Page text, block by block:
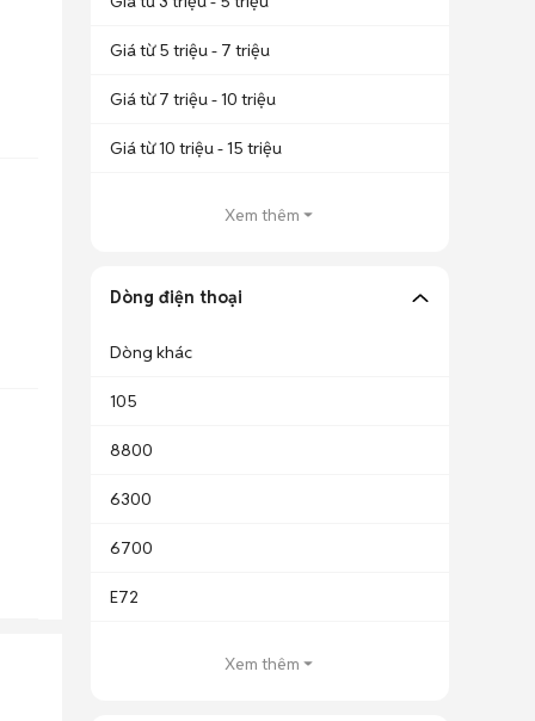
Giá từ 5 triệu - 7 triệu
Giá từ 7 triệu - 10 triệu
Giá từ 10 triệu - 15 triệu
Xem thêm
Dòng điện thoại
Dòng khác
105
8800
6300
6700
E72
Xem thêm